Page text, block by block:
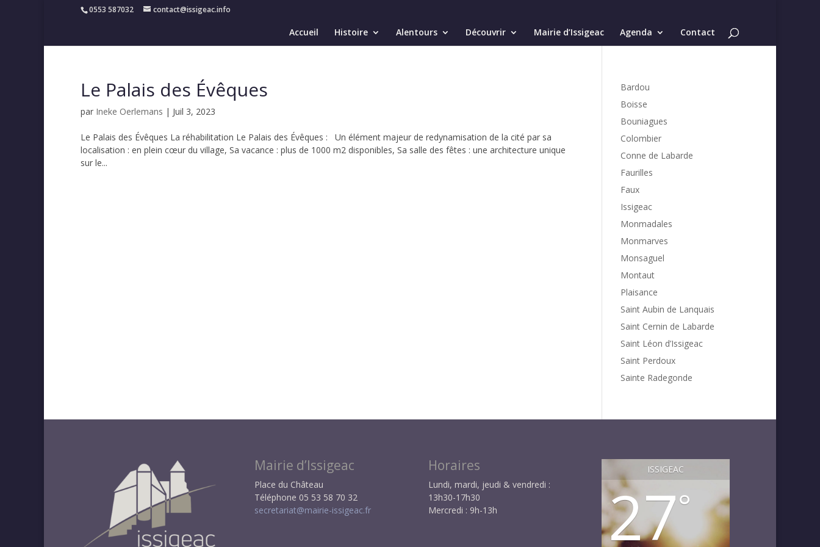
0553 587032 contact@issigeac.info
Accueil Histoire Alentours Découvrir Mairie d’Issigeac Agenda Contact
Le Palais des Évêques
par Ineke Oerlemans | Juil 3, 2023
Le Palais des Évêques La réhabilitation Le Palais des Évêques : Un élément majeur de redynamisation de la cité par sa
localisation : en plein cœur du village, Sa vacance : plus de 1000 m2 disponibles, Sa salle des fêtes : une architecture unique
sur le...
Bardou
Boisse
Bouniagues
Colombier
Conne de Labarde
Faurilles
Faux
Issigeac
Monmadales
Monmarves
Monsaguel
Montaut
Plaisance
Saint Aubin de Lanquais
Saint Cernin de Labarde
Saint Léon d’Issigeac
Saint Perdoux
Sainte Radegonde
Mairie d’Issigeac
Place du Château
Téléphone 05 53 58 70 32
secretariat@mairie-issigeac.fr
Horaires
Lundi, mardi, jeudi & vendredi :
13h30-17h30
Mercredi : 9h-13h
ISSIGEAC
27°